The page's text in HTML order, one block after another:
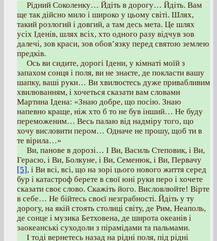
Рідний Соколенку… Йдіть в дорогу… Йдіть. Вам
ще так дійсно мило і широко у цьому світі. Шлях,
такий розлогий і довгий, а там десь мета. Це шлях
усіх Іденів, шлях всіх, хто одного разу відчув зов
далечі, зов краси, зов обов’язку перед святою землею
предків.
Ось ви сидите, дорогі Ідени, у кімнаті моїй з
запахом сонця і поля, ви не знаєте, де покласти вашу
шапку, ваші руки… Ви хвилюєтесь дуже привабливим
хвилюванням, і хочеться сказати вам словами
Мартина Ідена: «Знаю добре, що посію. Знаю
напевно краще, ніж хто б то не був інший… Не буду
переможеним… Весь палаю від надміру того, що
хочу висловити пером… Одначе не прошу, щоб ти в
те вірила…»
Ви, панове в дорозі… І Ви, Василь Степовик, і Ви,
Герасю, і Ви, Болкуне, і Ви, Семенюк, і Ви, Первачу
[5], і Ви всі, всі, що на зорі цього нового життя серед
бур і катастроф берете в свої юні руки перо і хочете
сказати своє слово. Скажіть його. Висловлюйте! Вірте
в себе… Не бійтесь своєї незграбності. Йдіть у ту
дорогу, на якій стоять столиці світу, де Рим, Неаполь,
де сонце і музика Бетховена, де широта океанів і
заокеанські суходоли з пірамідами та пальмами.
І тоді вернетесь назад на рідні поля, під рідні